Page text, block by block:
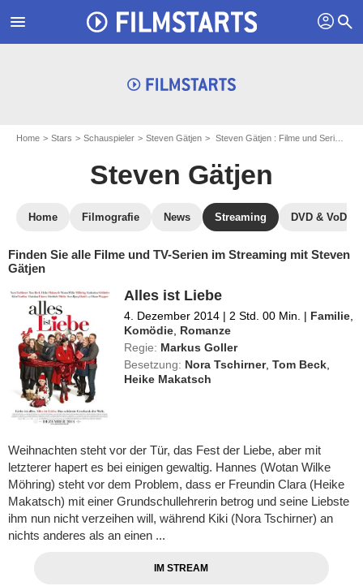
menu profil search
Home Stars Schauspieler Steven Gätjen Steven Gätjen : Filme und Serien online streamen
Steven Gätjen
Home Filmografie News Streaming DVD & VoD
Finden Sie alle Filme und TV-Serien im Streaming mit Steven
Gätjen
Alles ist Liebe
4. Dezember 2014 | 2 Std. 00 Min. | Familie
Komödie Romanze
Regie: Markus Goller
Besetzung: Nora Tschirner,Tom Beck
Heike Makatsch
Weihnachten steht vor der Tür, das Fest der Liebe, aber mit
letzterer hapert es bei einigen gewaltig. Hannes (Wotan Wilke
Möhring) steht vor dem Problem, dass er Freundin Clara (Heike
Makatsch) mit einer Grundschullehrerin betrog und seine Liebste
ihm nun nicht verzeihen will, während Kiki (Nora Tschirner) an
nichts anderes als an einen ...
IM STREAM